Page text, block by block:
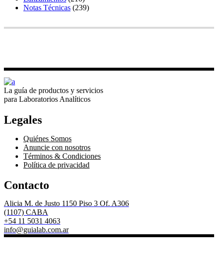
Notas Técnicas (239)
La guía de productos y servicios
para Laboratorios Analíticos
Legales
Quiénes Somos
Anuncie con nosotros
Términos & Condiciones
Política de privacidad
Contacto
Alicia M. de Justo 1150 Piso 3 Of. A306
(1107) CABA
+54 11 5031 4063
info@guialab.com.ar